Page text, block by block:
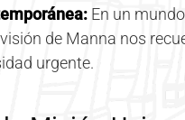
En un
de Manna nos
urgente.